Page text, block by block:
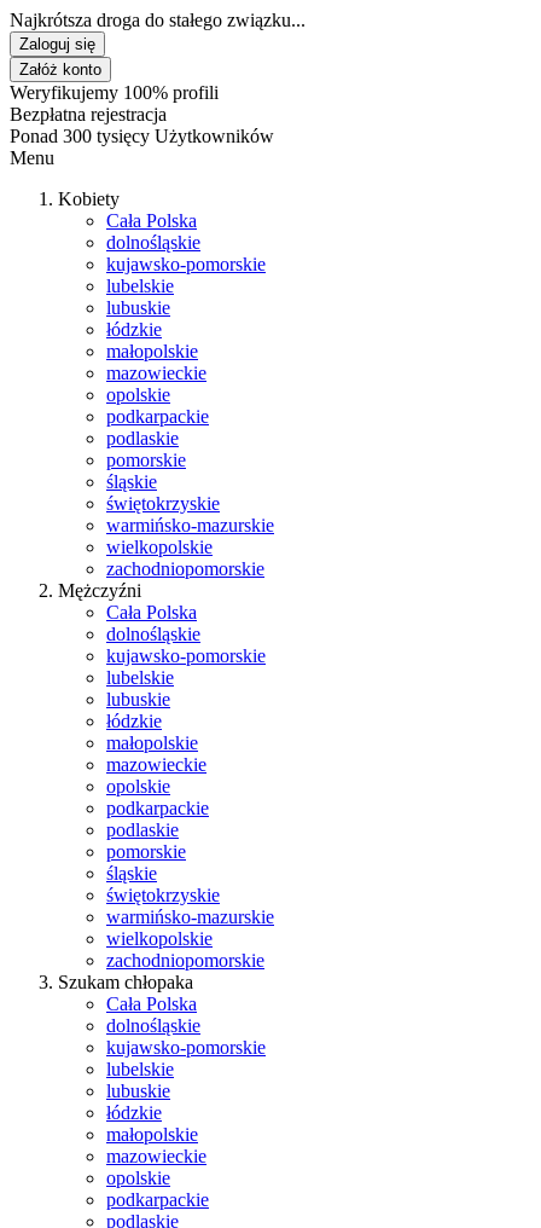
Najkrótsza droga do stałego związku...
Zaloguj się
Załóż konto
Weryfikujemy 100% profili
Bezpłatna rejestracja
Ponad 300 tysięcy Użytkowników
Menu
Kobiety
Cała Polska
dolnośląskie
kujawsko-pomorskie
lubelskie
lubuskie
łódzkie
małopolskie
mazowieckie
opolskie
podkarpackie
podlaskie
pomorskie
śląskie
świętokrzyskie
warmińsko-mazurskie
wielkopolskie
zachodniopomorskie
Mężczyźni
Cała Polska
dolnośląskie
kujawsko-pomorskie
lubelskie
lubuskie
łódzkie
małopolskie
mazowieckie
opolskie
podkarpackie
podlaskie
pomorskie
śląskie
świętokrzyskie
warmińsko-mazurskie
wielkopolskie
zachodniopomorskie
Szukam chłopaka
Cała Polska
dolnośląskie
kujawsko-pomorskie
lubelskie
lubuskie
łódzkie
małopolskie
mazowieckie
opolskie
podkarpackie
podlaskie